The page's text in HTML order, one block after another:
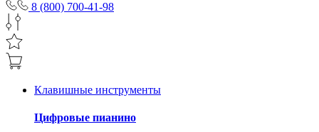
8 (800) 700-41-98
Клавишные инструменты
Цифровые пианино